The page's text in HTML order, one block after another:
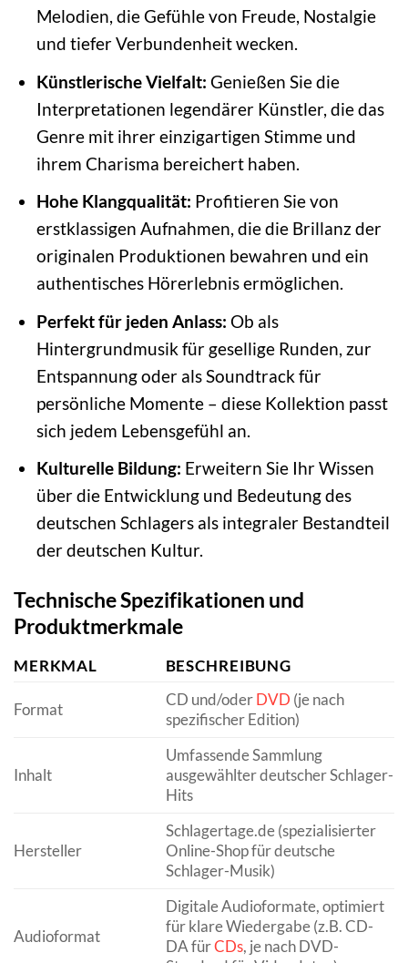
Melodien, die Gefühle von Freude, Nostalgie
und tiefer Verbundenheit wecken.
Künstlerische Vielfalt: Genießen Sie die
Interpretationen legendärer Künstler, die das
Genre mit ihrer einzigartigen Stimme und
ihrem Charisma bereichert haben.
Hohe Klangqualität: Profitieren Sie von
erstklassigen Aufnahmen, die die Brillanz der
originalen Produktionen bewahren und ein
authentisches Hörerlebnis ermöglichen.
Perfekt für jeden Anlass: Ob als
Hintergrundmusik für gesellige Runden, zur
Entspannung oder als Soundtrack für
persönliche Momente – diese Kollektion passt
sich jedem Lebensgefühl an.
Kulturelle Bildung: Erweitern Sie Ihr Wissen
über die Entwicklung und Bedeutung des
deutschen Schlagers als integraler Bestandteil
der deutschen Kultur.
Technische Spezifikationen und
Produktmerkmale
MERKMAL BESCHREIBUNG
Format
CD und/oderDVD (je nach
spezifischer Edition)
Inhalt
Umfassende Sammlung
ausgewählter deutscher Schlager-
Hits
Hersteller
Schlagertage.de (spezialisierter
Online-Shop für deutsche
Schlager-Musik)
Audioformat
Digitale Audioformate, optimiert
für klare Wiedergabe (z.B. CD-
DA fürCDs, je nach DVD-